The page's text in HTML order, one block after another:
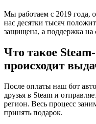
Мы работаем с 2019
нас десятки тысяч
защищена, а поддержка на
Что такое
происходит
После оплаты наш бот
друзья в Steam и
регион. Весь процесс
принять подарок.